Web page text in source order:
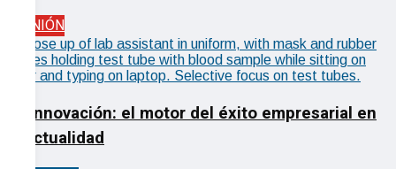
OPINIÓN
La Innovación: el motor del éxito empresarial en
la actualidad